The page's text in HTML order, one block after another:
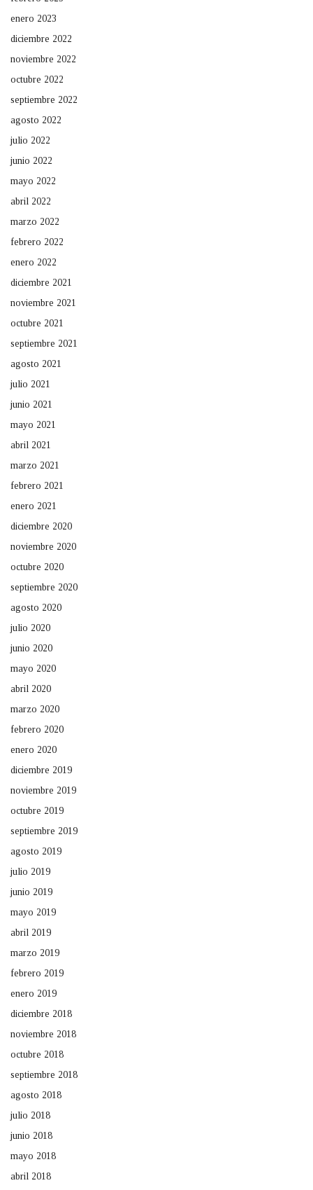
enero 2023
diciembre 2022
noviembre 2022
octubre 2022
septiembre 2022
agosto 2022
julio 2022
junio 2022
mayo 2022
abril 2022
marzo 2022
febrero 2022
enero 2022
diciembre 2021
noviembre 2021
octubre 2021
septiembre 2021
agosto 2021
julio 2021
junio 2021
mayo 2021
abril 2021
marzo 2021
febrero 2021
enero 2021
diciembre 2020
noviembre 2020
octubre 2020
septiembre 2020
agosto 2020
julio 2020
junio 2020
mayo 2020
abril 2020
marzo 2020
febrero 2020
enero 2020
diciembre 2019
noviembre 2019
octubre 2019
septiembre 2019
agosto 2019
julio 2019
junio 2019
mayo 2019
abril 2019
marzo 2019
febrero 2019
enero 2019
diciembre 2018
noviembre 2018
octubre 2018
septiembre 2018
agosto 2018
julio 2018
junio 2018
mayo 2018
abril 2018